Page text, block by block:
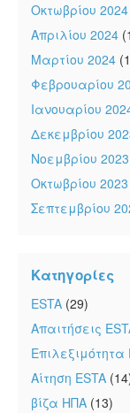
Οκτωβρίου 2024
Απριλίου 2024
Μαρτίου 2024
Φεβρουαρίου
Ιανουαρίου
Δεκεμβρίου
Νοεμβρίου 2023
Οκτωβρίου 2023
Σεπτεμβρίου
Κατηγορίες
ESTA (29)
Απαιτήσεις
Επιλεξιμότητα
Αίτηση ESTA
βίζα ΗΠΑ (13)